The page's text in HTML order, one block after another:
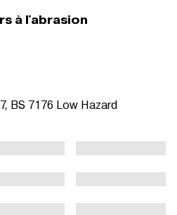
à l'abrasion
BS 7176 Low Hazard